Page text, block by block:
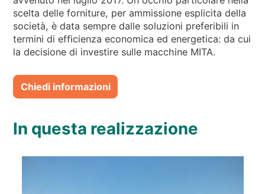
scelta delle forniture, per ammissione esplicita della
società, è data sempre dalle soluzioni preferibili in
termini di efficienza economica ed energetica: da cui
la decisione di investire sulle macchine MITA.
Chiedi informazioni
In questa realizzazione